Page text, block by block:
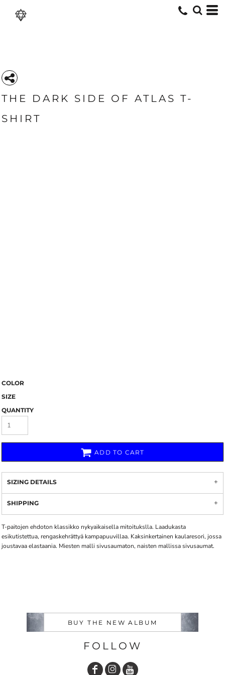
THE DARK SIDE OF ATLAS T-
SHIRT
COLOR
SIZE
QUANTITY
ADD TO CART
SIZING DETAILS
SHIPPING
T-paitojen ehdoton klassikko nykyaikaisella mitoitukslla. Laadukasta
esikutistettua, rengaskehrättyä kampapuuvillaa. Kaksinkertainen kaularesori, jossa
joustavaa elastaania. Miesten malli sivusaumaton, naisten mallissa sivusaumat.
BUY THE NEW ALBUM
FOLLOW